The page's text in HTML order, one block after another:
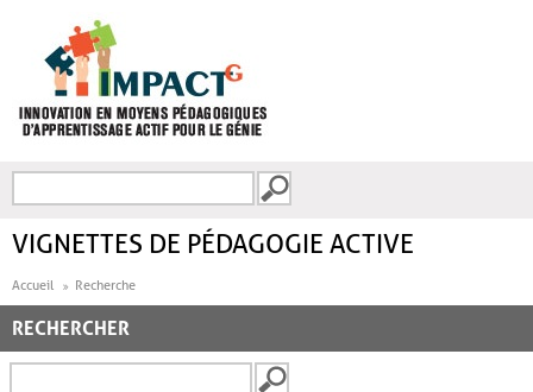
FORMULAIRE DE
VIGNETTES DE PÉDAGOGIE ACTIVE
Accueil Recherche
RECHERCHER